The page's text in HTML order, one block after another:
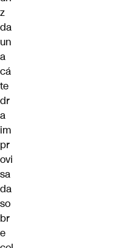
z
da
un
a
cá
te
dr
a
im
pr
ovi
sa
da
so
br
e